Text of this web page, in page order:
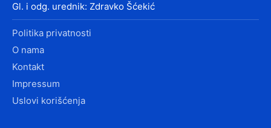
Gl. i odg. urednik: Zdravko Šćekić
Politika privatnosti
O nama
Kontakt
Impressum
Uslovi korišćenja